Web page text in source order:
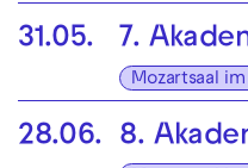
31.05. 7.
Mozartsaal
28.06. 8.